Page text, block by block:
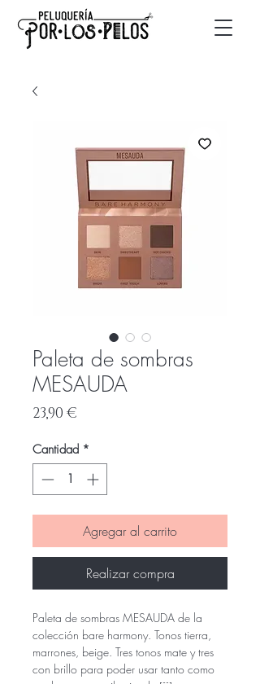
Paleta de sombras
MESAUDA
23,90 €
Cantidad *
Agregar al carrito
Realizar compra
Paleta de sombras MESAUDA de la
colección bare harmony. Tonos tierra,
marrones, beige. Tres tonos mate y tres
con brillo para poder usar tanto como